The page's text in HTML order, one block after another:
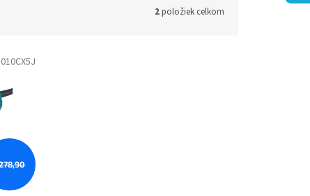
2položiek celkom